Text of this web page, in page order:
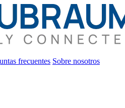
frecuentes Sobre nosotros